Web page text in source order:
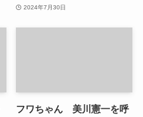
2024年7月30日
フワちゃん 美川憲一を呼